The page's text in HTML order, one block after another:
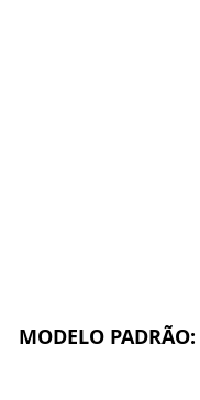
MODELO